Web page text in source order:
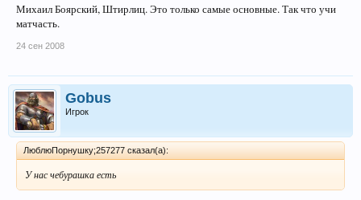
Михаил Боярский, Штирлиц. Это только самые основные. Так что учи
матчасть.
24 сен 2008
Gobus
Игрок
ЛюблюПорнушку;257277 сказал(а):
У нас чебурашка есть